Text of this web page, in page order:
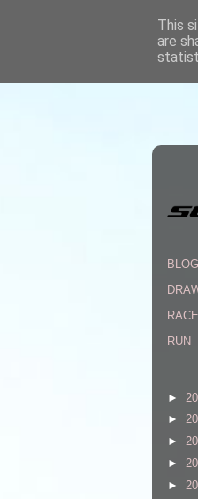
BLOG
RACE
RUN
►
►
►
►
►
This
are